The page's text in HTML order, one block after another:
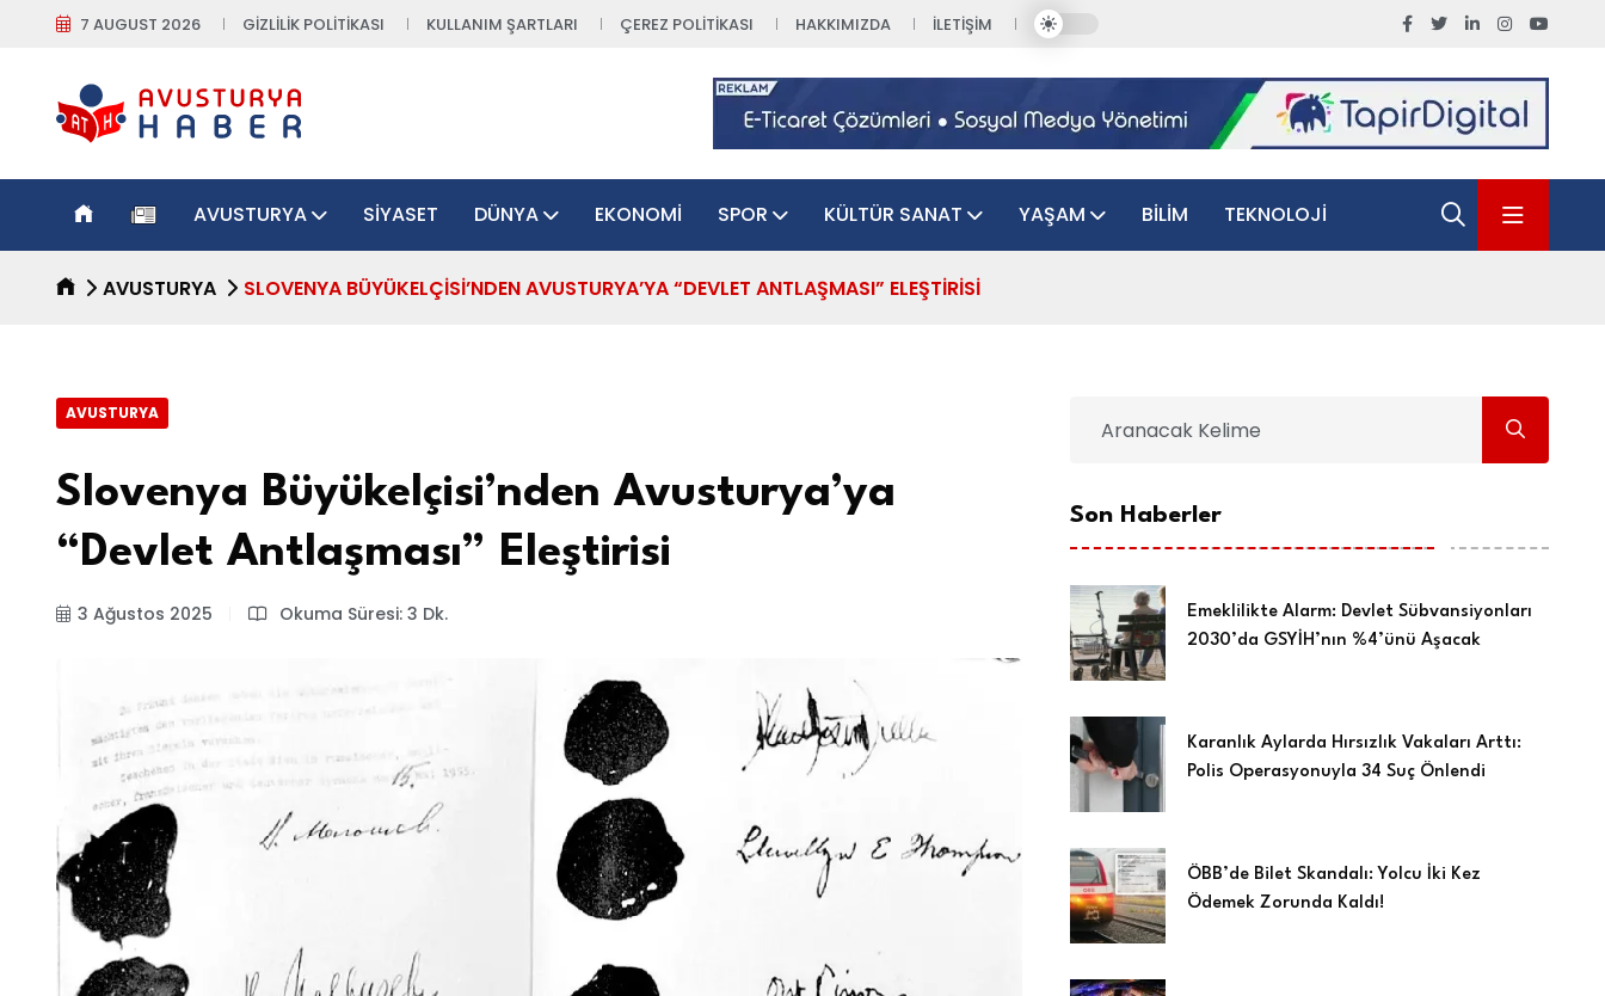
7 AUGUST 2026 GIZLILIK POLITIKASI KULLANIM ŞARTLARI ÇEREZ POLITIKASI HAKKIMIZDA İLETIŞIM
AVUSTURYA SIYASET DÜNYA EKONOMI SPOR KÜLTÜR SANAT YAŞAM BILIM TEKNOLOJI
AVUSTURYA SLOVENYA BÜYÜKELÇISI’NDEN AVUSTURYA’YA “DEVLET ANTLAŞMASI” ELEŞTIRISI
AVUSTURYA
Slovenya Büyükelçisi’nden Avusturya’ya
“Devlet Antlaşması” Eleştirisi
3 Ağustos 2025 Okuma Süresi: 3 Dk.
Son Haberler
Emeklilikte Alarm: Devlet Sübvansiyonları
2030’da GSYİH’nın %4’ünü Aşacak
Karanlık Aylarda Hırsızlık Vakaları Arttı:
Polis Operasyonuyla 34 Suç Önlendi
ÖBB’de Bilet Skandalı: Yolcu İki Kez
Ödemek Zorunda Kaldı!